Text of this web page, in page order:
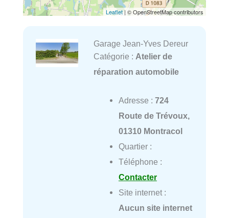
Leaflet | © OpenStreetMap contributors
Garage Jean-Yves Dereur
Catégorie : Atelier de
réparation automobile
Adresse : 724
Route de Trévoux,
01310 Montracol
Quartier :
Téléphone :
Contacter
Site internet :
Aucun site internet